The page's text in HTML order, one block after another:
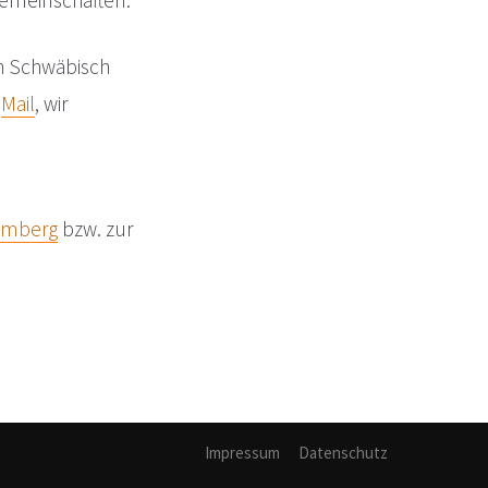
Schwäbisch
Mail, wir
bzw. zur
Impressum Datenschutz